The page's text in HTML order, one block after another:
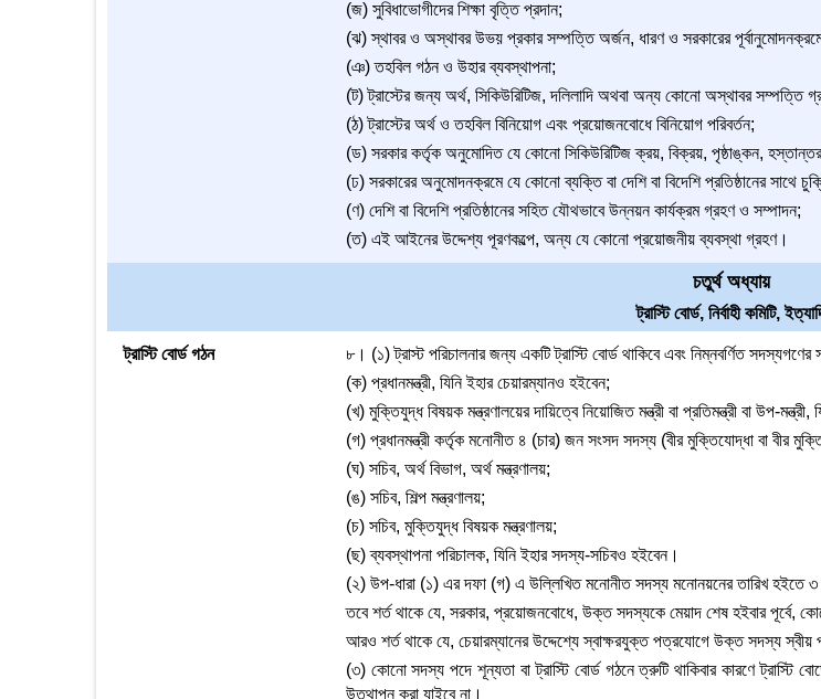
(জ) সুবিধাভোগীদের শিক্ষা বৃত্তি প্রদান;
(ঝ) স্থাবর ও অস্থাবর উভয় প্রকার সম্পত্তি অর্জন, ধারণ ও সরকারের
(ঞ) তহবিল গঠন ও উহার ব্যবস্থাপনা;
(ট) ট্রাস্টের জন্য অর্থ, সিকিউরিটিজ, দলিলাদি অথবা অন্য কোনো অস্থাবর সম্পত্তি
(ঠ) ট্রাস্টের অর্থ ও তহবিল বিনিয়োগ এবং প্রয়োজনবোধে বিনিয়োগ পরিবর্তন;
(ড) সরকার কর্তৃক অনুমোদিত যে কোনো সিকিউরিটিজ ক্রয়, বিক্রয়, পৃষ্ঠাঙ্কন,
(ঢ) সরকারের অনুমোদনক্রমে যে কোনো ব্যক্তি বা দেশি বা বিদেশি প্রতিষ্ঠানের সাথে
(ণ) দেশি বা বিদেশি প্রতিষ্ঠানের সহিত যৌথভাবে উন্নয়ন কার্যক্রম গ্রহণ ও সম্পাদন;
(ত) এই আইনের উদ্দেশ্য পূরণকল্পে, অন্য যে কোনো প্রয়োজনীয় ব্যবস্থা গ্রহণ।
চতুর্থ অধ্যায়
ট্রাস্টি বোর্ড, নির্বাহী কমিটি,
ট্রাস্টি বোর্ড গঠন
৮। (১) ট্রাস্ট পরিচালনার জন্য একটি ট্রাস্টি বোর্ড থাকিবে এবং নিম্নবর্ণিত
(ক) প্রধানমন্ত্রী, যিনি ইহার চেয়ারম্যানও হইবেন;
(খ) মুক্তিযুদ্ধ বিষয়ক মন্ত্রণালয়ের দায়িত্বে নিয়োজিত মন্ত্রী বা প্রতিমন্ত্রী বা উপ-
(গ) প্রধানমন্ত্রী কর্তৃক মনোনীত ৪ (চার) জন সংসদ সদস্য (বীর মুক্তিযোদ্ধা বা বীর
(ঘ) সচিব, অর্থ বিভাগ, অর্থ মন্ত্রণালয়;
(ঙ) সচিব, শিল্প মন্ত্রণালয়;
(চ) সচিব, মুক্তিযুদ্ধ বিষয়ক মন্ত্রণালয়;
(ছ) ব্যবস্থাপনা পরিচালক, যিনি ইহার সদস্য-সচিবও হইবেন।
(২) উপ-ধারা (১) এর দফা (গ) এ উল্লিখিত মনোনীত সদস্য মনোনয়নের তারিখ হইতে ৩
তবে শর্ত থাকে যে, সরকার, প্রয়োজনবোধে, উক্ত সদস্যকে মেয়াদ শেষ হইবার পূর্বে,
আরও শর্ত থাকে যে, চেয়ারম্যানের উদ্দেশ্যে স্বাক্ষরযুক্ত পত্রযোগে উক্ত সদস্য স্বীয়
(৩) কোনো সদস্য পদে শূন্যতা বা ট্রাস্টি বোর্ড গঠনে ত্রুটি থাকিবার কারণে ট্রাস্টি
উত্থাপন করা যাইবে না।